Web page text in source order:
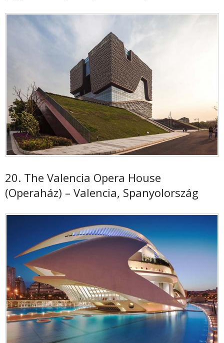
20. The Valencia Opera House
(Operaház) – Valencia, Spanyolország